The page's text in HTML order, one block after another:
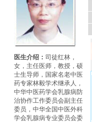
医生介绍： 司徒红林，
女，主任医师，教授，硕
士生导师，国家名老中医
药专家林毅学术继承人，
中华中医药学会乳腺病防
治协作工作委员会副主任
委员，中华全国中医外科
学会乳腺病专业委员会委